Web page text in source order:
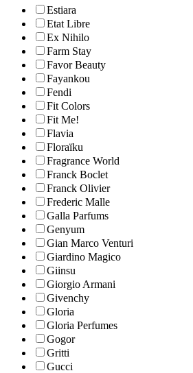
Estiara
Etat Libre
Ex Nihilo
Farm Stay
Favor Beauty
Fayankou
Fendi
Fit Colors
Fit Me!
Flavia
Floraïku
Fragrance World
Franck Boclet
Franck Olivier
Frederic Malle
Galla Parfums
Genyum
Gian Marco Venturi
Giardino Magico
Giinsu
Giorgio Armani
Givenchy
Gloria
Gloria Perfumes
Gogor
Gritti
Gucci